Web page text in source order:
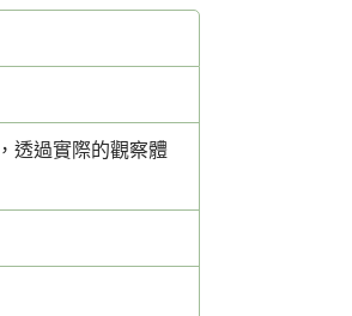
透過實際的觀察體